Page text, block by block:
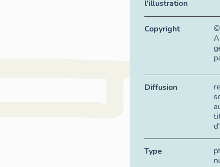
l'illustration
Copyright
©
Diffusion
Type